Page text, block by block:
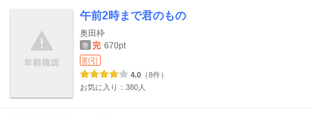
午前2時まで君のもの
奥田枠
巻 完 670pt
割引
4.0 （8件）
お気に入り：380人